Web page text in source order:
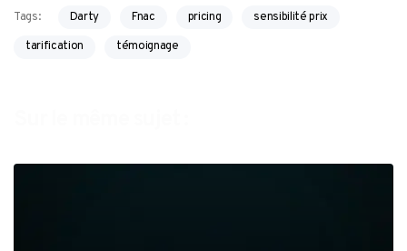
Tags: Darty Fnac pricing sensibilité prix
tarification témoignage